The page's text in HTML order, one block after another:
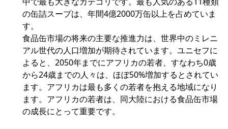
の缶詰スープは、年間4億2000万缶以上を占めていま
す。
食品缶市場の将来の主要な推進力は、世界中のミレニ
アル世代の人口増加が期待されています。ユニセフに
よると、2050年までにアフリカの若者、すなわち0歳
から24歳までの人々は、ほぼ50%増加するとされてい
ます。アフリカは最も多くの若者を抱える地域になり
ます。アフリカの若者は、同大陸における食品缶市場
の成長にとって重要です。